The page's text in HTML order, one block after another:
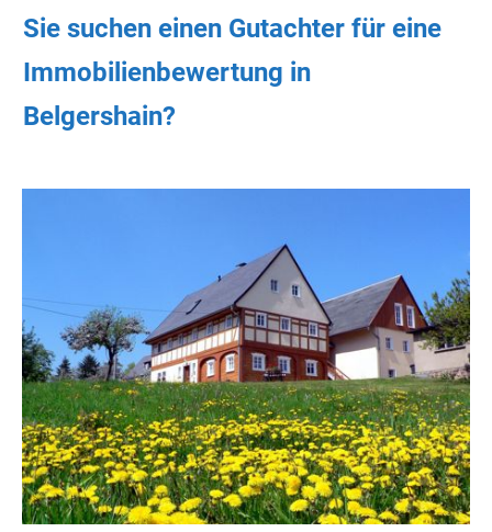
Sie suchen einen Gutachter für eine
Immobilienbewertung in
Belgershain?